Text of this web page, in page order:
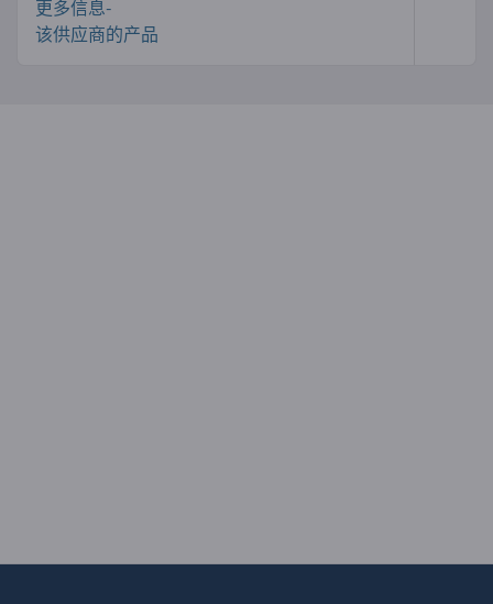
更多信息-
该供应商的产品